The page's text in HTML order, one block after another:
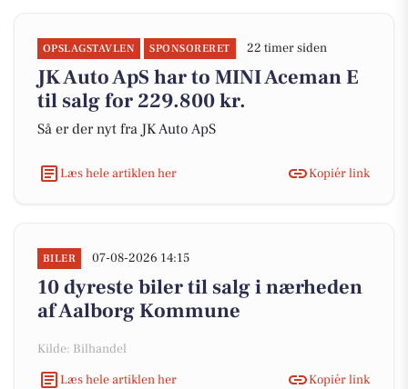
OPSLAGSTAVLEN SPONSORERET 22 timer siden
JK Auto ApS har to MINI Aceman E
til salg for 229.800 kr.
Så er der nyt fra JK Auto ApS
Læs hele artiklen her Kopiér link
BILER 07-08-2026 14:15
10 dyreste biler til salg i nærheden
af Aalborg Kommune
Kilde: Bilhandel
Læs hele artiklen her
Kopiér link